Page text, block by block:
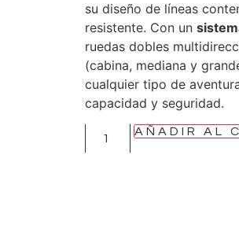
su diseño de líneas
resistente. Con un
ruedas dobles
(cabina, mediana y
cualquier tipo de
capacidad y seguridad.
AÑADIR AL